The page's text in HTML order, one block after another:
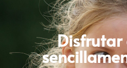
Disfrutar